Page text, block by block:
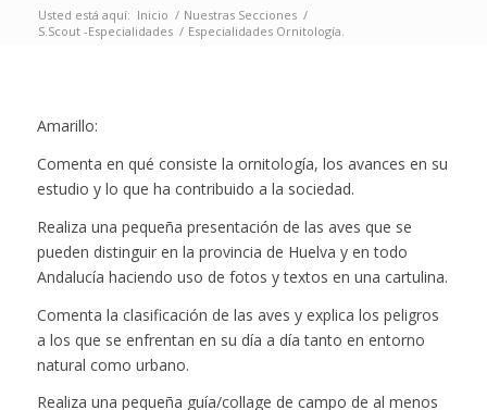
Usted está aquí: Inicio / Nuestras Secciones /
S.Scout -Especialidades / Especialidades Ornitología.
Amarillo:
Comenta en qué consiste la ornitología, los avances en su
estudio y lo que ha contribuido a la sociedad.
Realiza una pequeña presentación de las aves que se
pueden distinguir en la provincia de Huelva y en todo
Andalucía haciendo uso de fotos y textos en una cartulina.
Comenta la clasificación de las aves y explica los peligros
a los que se enfrentan en su día a día tanto en entorno
natural como urbano.
Realiza una pequeña guía/collage de campo de al menos